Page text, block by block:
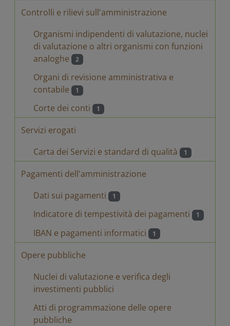
Controlli e rilievi sull'amministrazione
Organismi indipendenti di valutazione, nuclei
di valutazione o altri organismi con funzioni
analoghe
2
Organi di revisione amministrativa e
contabile
1
Corte dei conti 1
Servizi erogati
Carta dei Servizi e standard di qualità
1
Pagamenti dell'amministrazione
Dati sui pagamenti
1
Indicatore di tempestività dei pagamenti 1
IBAN e pagamenti informatici 1
Opere pubbliche
Nuclei di valutazione e verifica degli
investimenti pubblici
Atti di programmazione delle opere
pubbliche